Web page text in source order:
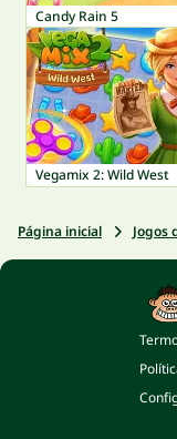
Candy Rain 5
Vegamix 2: Wild West
Página inicial Jogos